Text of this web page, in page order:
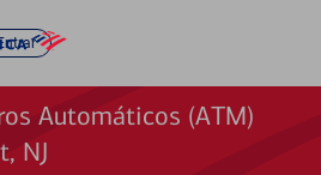
Automáticos (ATM)
NJ